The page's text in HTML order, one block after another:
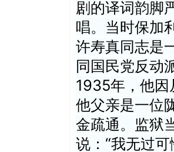
剧的译词韵脚
唱。当时保加
许寿真同志是
同国民党反动
1935年，他因
他父亲是一位
金疏通。监狱
说：“我无过